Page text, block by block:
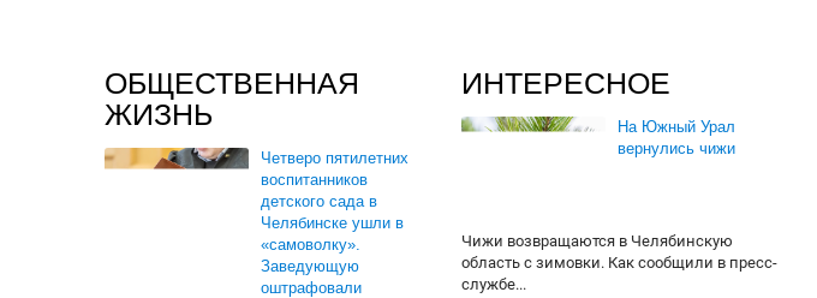
ОБЩЕСТВЕННАЯ
ЖИЗНЬ
Четверо пятилетних
воспитанников
детского сада в
Челябинске ушли в
«самоволку».
Заведующую
оштрафовали
ИНТЕРЕСНОЕ
На Южный Урал
вернулись чижи
Чижи возвращаются в Челябинскую
область с зимовки. Как сообщили в пресс-
службе...